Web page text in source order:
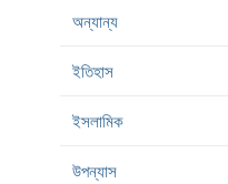
অন্যান্য
ইতিহাস
ইসলামিক
উপন্যাস